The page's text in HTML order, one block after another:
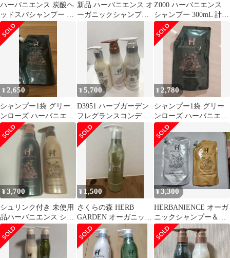
ハーバニエンス 炭酸ヘ
ッドスパシャンプー
ミントレモネード ス
カルプケア
新品 ハーバニエンス オ
ーガニックシャンプー
Z000 ハーバニエンス
シャンプー 300mL 計2
本セット ラスト1点！
¥ 2,650
シャンプー1袋 グリー
ンローズ ハーバニエン
ス 詰替用
¥5,700
D3951 ハーブガーデン
フレグランスコンディ
ショナー&さくらの森
コンディショナー
300ml／ ハーバニエン
ス コンディショナー
300ml 計3点セット【赤
¥ 2,780
シャンプー1袋 グリー
ンローズ ハーバニエン
ス 詰替用
¥3,700
シュリンク付き 未使用
品ハーバニエンス シャ
ンプー 2本セット
¥ 1,500
さくらの森 HERB
GARDEN オーガニック
コンディショナー
¥3,300
HERBANIENCE オーガ
ニックシャンプー＆コ
ンディショナー